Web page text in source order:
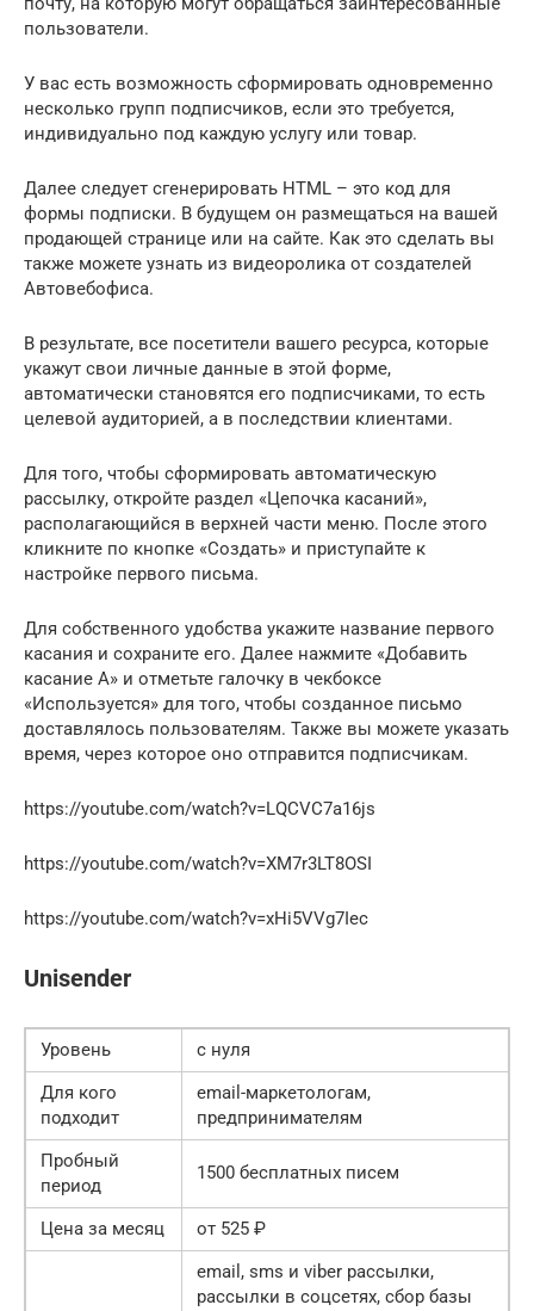
пользователи.
У вас есть возможность сформировать одновременно
несколько групп подписчиков, если это требуется,
индивидуально под каждую услугу или товар.
Далее следует сгенерировать HTML – это код для
формы подписки. В будущем он размещаться на вашей
продающей странице или на сайте. Как это сделать вы
также можете узнать из видеоролика от создателей
Автовебофиса.
В результате, все посетители вашего ресурса, которые
укажут свои личные данные в этой форме,
автоматически становятся его подписчиками, то есть
целевой аудиторией, а в последствии клиентами.
Для того, чтобы сформировать автоматическую
рассылку, откройте раздел «Цепочка касаний»,
располагающийся в верхней части меню. После этого
кликните по кнопке «Создать» и приступайте к
настройке первого письма.
Для собственного удобства укажите название первого
касания и сохраните его. Далее нажмите «Добавить
касание А» и отметьте галочку в чекбоксе
«Используется» для того, чтобы созданное письмо
доставлялось пользователям. Также вы можете указать
время, через которое оно отправится подписчикам.
https://youtube.com/watch?v=LQCVC7a16js
https://youtube.com/watch?v=XM7r3LT8OSI
https://youtube.com/watch?v=xHi5VVg7Iec
Unisender
Уровень
с нуля
Для кого
подходит
email-маркетологам,
предпринимателям
Пробный
период
1500 бесплатных писем
Цена за месяц
от 525 ₽
email, sms и viber рассылки,
рассылки в соцсетях, сбор базы